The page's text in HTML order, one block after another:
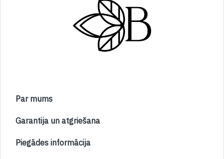
Par mums
Garantija un atgriešana
Piegādes informācija